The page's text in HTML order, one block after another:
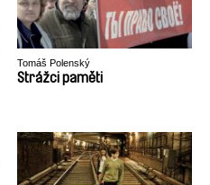
Tomáš Polenský
Strážci paměti